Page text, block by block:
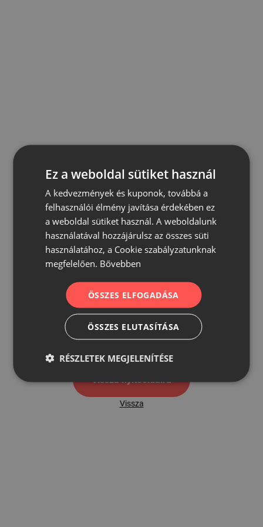
500
Vissza nyítóoldalra
Vissza
Ez a weboldal sütiket használ
A kedvezmények és kuponok, továbbá a
felhasználói élmény javítása érdekében ez
a weboldal sütiket használ. A weboldalunk
használatával hozzájárulsz az összes süti
használatához, a Cookie szabályzatunknak
megfelelően. Bővebben
ÖSSZES ELFOGADÁSA
ÖSSZES ELUTASÍTÁSA
RÉSZLETEK MEGJELENÍTÉSE